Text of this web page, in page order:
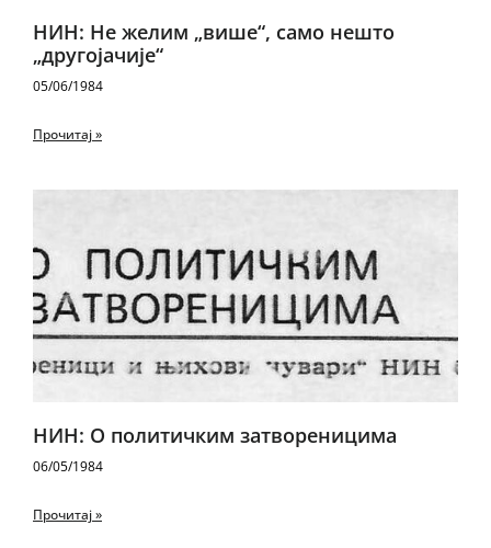
НИН: Не желим „више“, само нешто
„другојачије“
05/06/1984
Прочитај »
НИН: О политичким затвореницима
06/05/1984
Прочитај »